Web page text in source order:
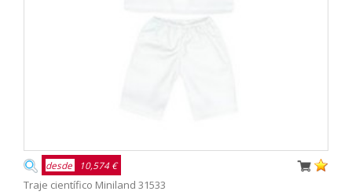
desde 10,574 €
Traje científico Miniland 31533